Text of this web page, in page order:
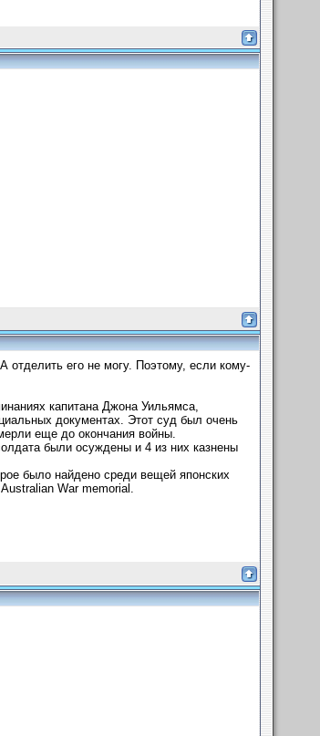
его не могу. Поэтому, если кому-
капитана Джона Уильямса,
документах. Этот суд был очень
еще до окончания войны.
были осуждены и 4 из них казнены
было найдено среди вещей японских
War memorial.